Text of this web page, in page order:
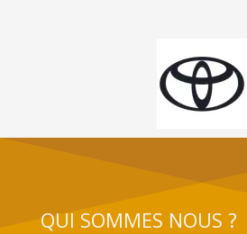
QUI SOMMES NOUS ?